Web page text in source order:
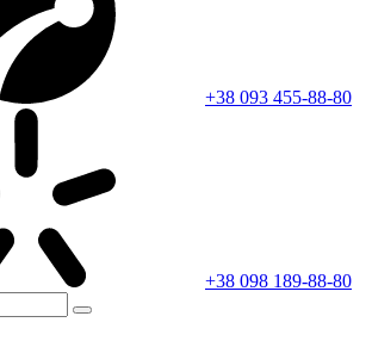
+38 093 455-88-80
+38 098 189-88-80